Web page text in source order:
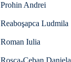
Prohin Andrei
Reaboşapca Ludmila
Roman Iulia
Roşca-Ceban Daniela